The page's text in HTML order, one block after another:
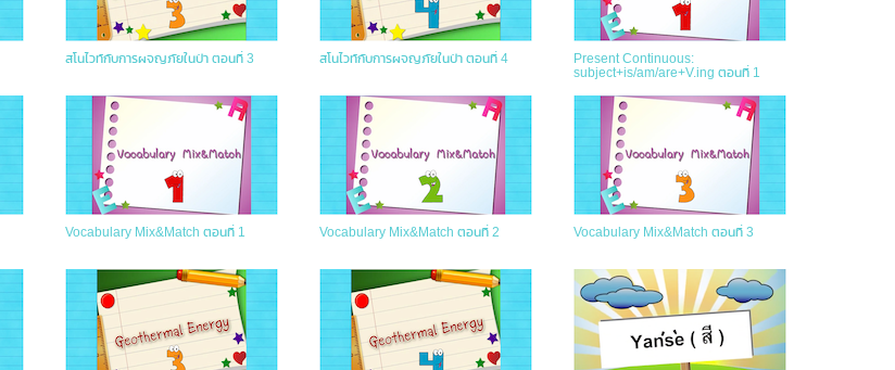
สโนไวท์กับการผจญภัยในป่า ตอนที่ 3 สโนไวท์กับการผจญภัยในป่า ตอนที่ 4
Present Continuous:
subject+is/am/are+V.ing ตอนที่ 1
Vocabulary Mix&Match ตอนที่ 1 Vocabulary Mix&Match ตอนที่ 2 Vocabulary Mix&Match ตอนที่ 3